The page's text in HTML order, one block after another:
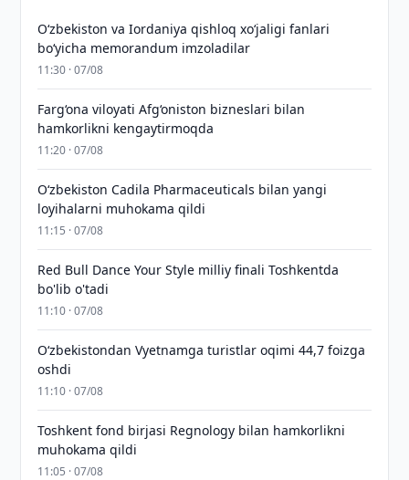
Oʻzbekiston va Iordaniya qishloq xoʻjaligi fanlari
boʻyicha memorandum imzoladilar
11:30 · 07/08
Farg‘ona viloyati Afg‘oniston bizneslari bilan
hamkorlikni kengaytirmoqda
11:20 · 07/08
Oʻzbekiston Cadila Pharmaceuticals bilan yangi
loyihalarni muhokama qildi
11:15 · 07/08
Red Bull Dance Your Style milliy finali Toshkentda
bo'lib o'tadi
11:10 · 07/08
O‘zbekistondan Vyetnamga turistlar oqimi 44,7 foizga
oshdi
11:10 · 07/08
Toshkent fond birjasi Regnology bilan hamkorlikni
muhokama qildi
11:05 · 07/08